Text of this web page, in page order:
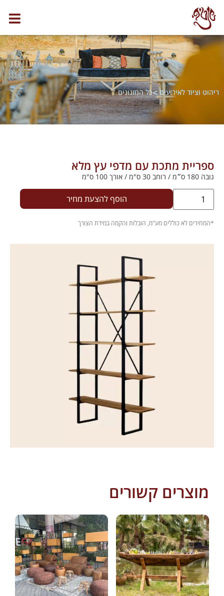
ריהוט וציוד לאירועים >כל המזנונים
ספריית מתכת עם מדפי עץ מלא
גובה 180 ס״מ / רוחב 30 ס"מ / אורך 100 ס"מ
הוסף להצעת מחיר
*המחירים לא כוללים מע"מ, הובלות והקמה במידת הצורך
מוצרים קשורים